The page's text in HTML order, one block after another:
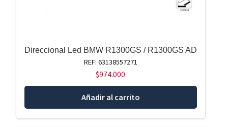
Direccional Led BMW R1300GS / R1300GS AD
REF: 63138557271
$974.000
Añadir al carrito